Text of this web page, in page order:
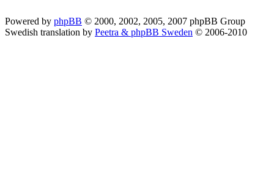
Powered by phpBB © 2000, 2002, 2005, 2007 phpBB Group
Swedish translation by Peetra & phpBB Sweden © 2006-2010